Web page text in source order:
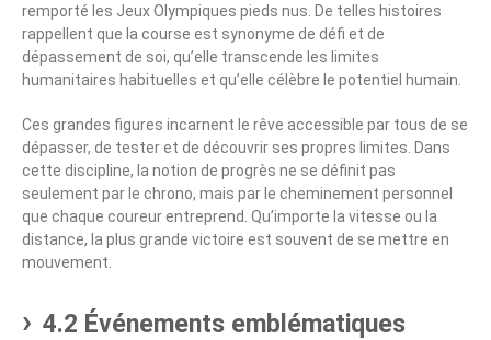
remporté les Jeux Olympiques pieds nus. De telles histoires
rappellent que la course est synonyme de défi et de
dépassement de soi, qu’elle transcende les limites
humanitaires habituelles et qu’elle célèbre le potentiel humain.
Ces grandes figures incarnent le rêve accessible par tous de se
dépasser, de tester et de découvrir ses propres limites. Dans
cette discipline, la notion de progrès ne se définit pas
seulement par le chrono, mais par le cheminement personnel
que chaque coureur entreprend. Qu’importe la vitesse ou la
distance, la plus grande victoire est souvent de se mettre en
mouvement.
4.2 Événements emblématiques